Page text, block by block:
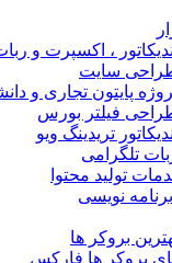
، اکسپرت و
سایت
پایتون تجاری و
فیلتر بورس
تریدینگ ویو
تلگرامی
تولید محتوا
نویسی
بروکر ها
بروکر ها فارکس